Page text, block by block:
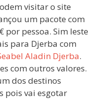
visitar o site
um pacote com
pessoa. Sim leste
para Djerba com
Aladin Djerba.
com outros valores.
dos destinos
pois vai esgotar